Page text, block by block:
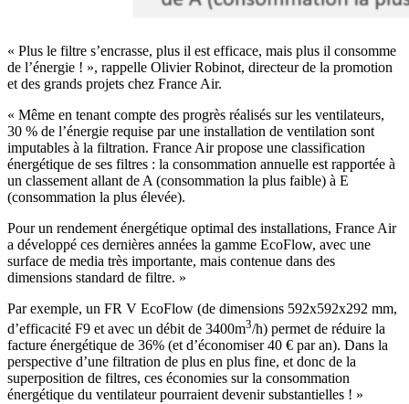
« Plus le filtre s’encrasse, plus il est efficace, mais plus il consomme
de l’énergie ! », rappelle Olivier Robinot, directeur de la promotion
et des grands projets chez France Air.
« Même en tenant compte des progrès réalisés sur les ventilateurs,
30 % de l’énergie requise par une installation de ventilation sont
imputables à la filtration. France Air propose une classification
énergétique de ses filtres : la consommation annuelle est rapportée à
un classement allant de A (consommation la plus faible) à E
(consommation la plus élevée).
Pour un rendement énergétique optimal des installations, France Air
a développé ces dernières années la gamme EcoFlow, avec une
surface de media très importante, mais contenue dans des
dimensions standard de filtre. »
Par exemple, un FR V EcoFlow (de dimensions 592x592x292 mm,
d’efficacité F9 et avec un débit de 3400m3/h) permet de réduire la
facture énergétique de 36% (et d’économiser 40 € par an). Dans la
perspective d’une filtration de plus en plus fine, et donc de la
superposition de filtres, ces économies sur la consommation
énergétique du ventilateur pourraient devenir substantielles ! »